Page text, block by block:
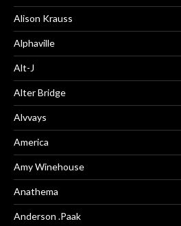
Alison Krauss
Alphaville
Alt-J
Alter Bridge
Alvvays
America
Amy Winehouse
Anathema
Anderson .Paak